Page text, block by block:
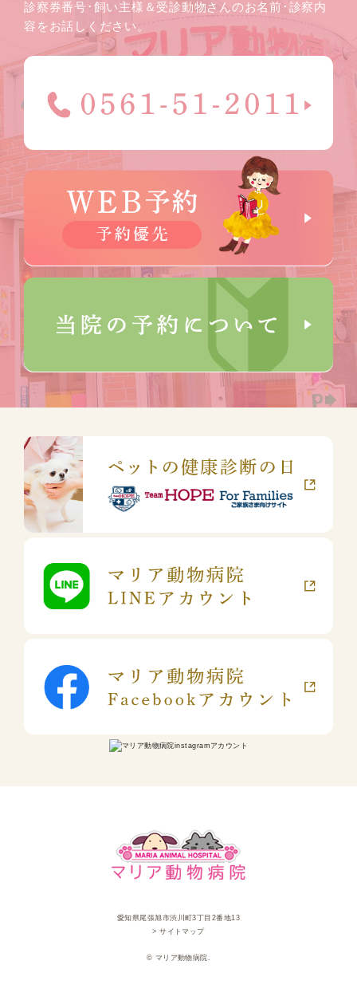
診察券番号･飼い主様＆受診動物さんのお名前･診察内
容をお話しください。
愛知県尾張旭市渋川町3丁目2番地13
> サイトマップ
© マリア動物病院.